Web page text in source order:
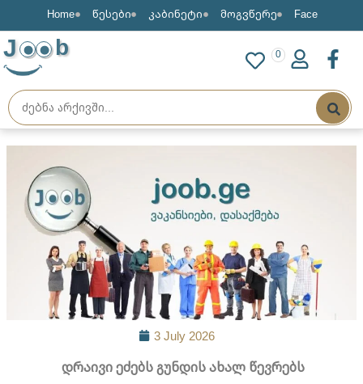
Home წესები კაბინეტი მოგვწერე Face
J b 0
3 July 2026
დრაივი ეძებს გუნდის ახალ წევრებს